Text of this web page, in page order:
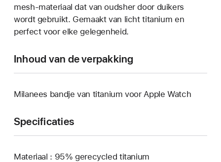
mesh-materiaal dat van oudsher door duikers
wordt gebruikt. Gemaakt van licht titanium en
perfect voor elke gelegenheid.
Inhoud van de verpakking
Milanees bandje van titanium voor Apple Watch
Specificaties
Materiaal : 95% gerecycled titanium